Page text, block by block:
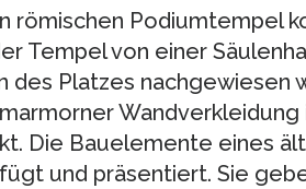
römischen Podiumtempel
Tempel von einer
des Platzes nachgewiesen
Wandverkleidung
Die Bauelemente eines
und präsentiert. Sie